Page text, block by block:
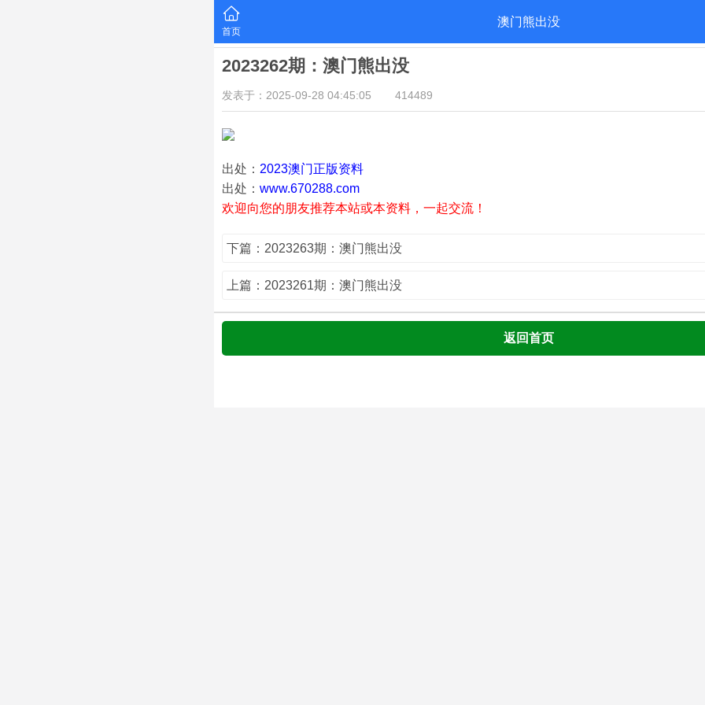
首页
澳门熊出没
2023262期：澳门熊出没
发表于：2025-09-28 04:45:05 414489
出处： 2023澳门正版资料
出处： www.670288.com
欢迎向您的朋友推荐本站或本资料，一起交流！
下篇：2023263期：澳门熊出没
上篇：2023261期：澳门熊出没
返回首页